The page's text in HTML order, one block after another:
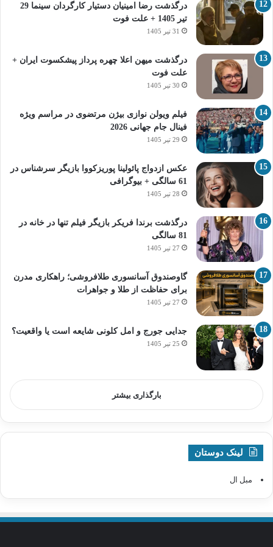
درگذشت رضا امینیان دستیار کارگردان سینما 29
تیر 1405 + علت فوت
31 تیر 1405
درگذشت میهن اعلا چهره پرداز پیشکسوت ایران +
علت فوت
30 تیر 1405
فیلم ویولن نوازی بیژن مرتضوی در مراسم ویژه
فینال جام جهانی 2026
29 تیر 1405
عکس ازدواج پائولینا پوریزکووا بازیگر سرشناس در
61 سالگی + بیوگرافی
28 تیر 1405
درگذشت برندا فریکر بازیگر فیلم تنها در خانه در
81 سالگی
27 تیر 1405
گاوصندوق آسانسوری طلافروشی؛ راهکاری مدرن
برای حفاظت از طلا و جواهرات
27 تیر 1405
جدایی جورج و امل کلونی شایعه است یا واقعیت؟
25 تیر 1405
بارگذاری بیشتر
لینک دوستان
مبل ال